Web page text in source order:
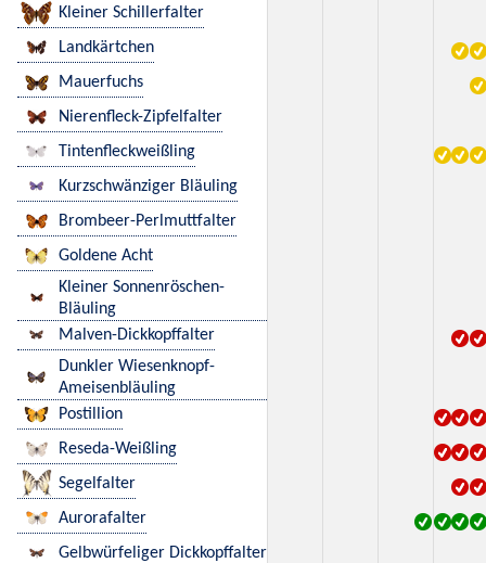
Kleiner Schillerfalter
Landkärtchen
Mauerfuchs
Nierenfleck-Zipfelfalter
Tintenfleckweißling
Kurzschwänziger Bläuling
Brombeer-Perlmuttfalter
Goldene Acht
Kleiner Sonnenröschen-
Bläuling
Malven-Dickkopffalter
Dunkler Wiesenknopf-
Ameisenbläuling
Postillion
Reseda-Weißling
Segelfalter
Aurorafalter
Gelbwürfeliger Dickkopffalter